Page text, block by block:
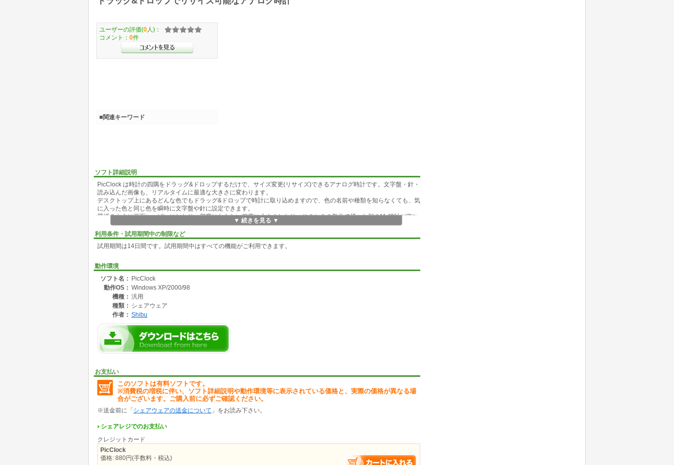
ソフト詳細説明
PicClock は時計の四隅をドラッグ&ドロップするだけで、サイズ変更(リサイズ)できるアナログ時計です。文字盤・針・
読み込んだ画像も、リアルタイムに最適な大きさに変わります。
デスクトップ上にあるどんな色でもドラッグ&ドロップで時計に取り込めますので、色の名前や種類を知らなくても、気
に入った色と同じ色を瞬時に文字盤や針に設定できます。
壁紙のように画面いっぱいにしたり、邪魔にならない程度に小さくしたり、そのときの気分で様々な顔のMy時計が楽し
めます。
【主な特徴】
・文字盤の背景にお好み画像を表示。
・円形・四角形の時計が選べる。
・ライン・数字の文字盤が選べる。
・文字盤・針・日付などの色・文字タイプがカスタマイズ可能。
・デスクトップ上の色をドラッグ&ドロップで時計に表示。
・秒針の刻む音が、音なし・小さい音・大きい音から選べる。
・指定時間にアラームが鳴らせる。
▼ 続きを見る ▼
利用条件・試用期間中の制限など
試用期間は14日間です。試用期間中はすべての機能がご利用できます。
動作環境
ソフト名： PicClock
動作OS： Windows XP/2000/98
機種： 汎用
種類： シェアウェア
作者： Shibu
お支払い
このソフトは有料ソフトです。
※消費税の増税に伴い、ソフト詳細説明や動作環境等に表示されている価格と、実際の価格が異なる場
合がございます。ご購入前に必ずご確認ください。
※送金前に「 シェアウェアの送金について 」をお読み下さい。
シェアレジでのお支払い
クレジットカード
PicClock
価格: 880円(手数料・税込)
ユーザーの評価(0 人)：
コメント： 0件
■関連キーワード